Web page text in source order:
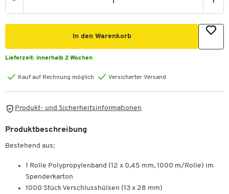
In den Warenkorb
Lieferzeit: innerhalb 2 Wochen
Kauf auf Rechnung möglich Versicherter Versand
Produkt- und Sicherheitsinformationen
Produktbeschreibung
Bestehend aus:
1 Rolle Polypropylenband (12 x 0,45 mm, 1000 m/Rolle) im
Spenderkarton
1000 Stück Verschlusshülsen (13 x 28 mm)